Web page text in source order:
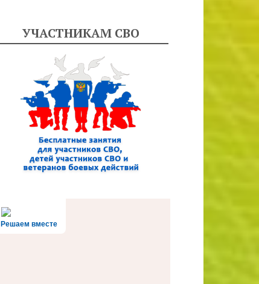
УЧАСТНИКАМ СВО
Решаем вместе